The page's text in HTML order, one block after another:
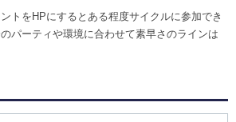
トをHPにするとある程度サイクルに参加でき
パーティや環境に合わせて素早さのラインは